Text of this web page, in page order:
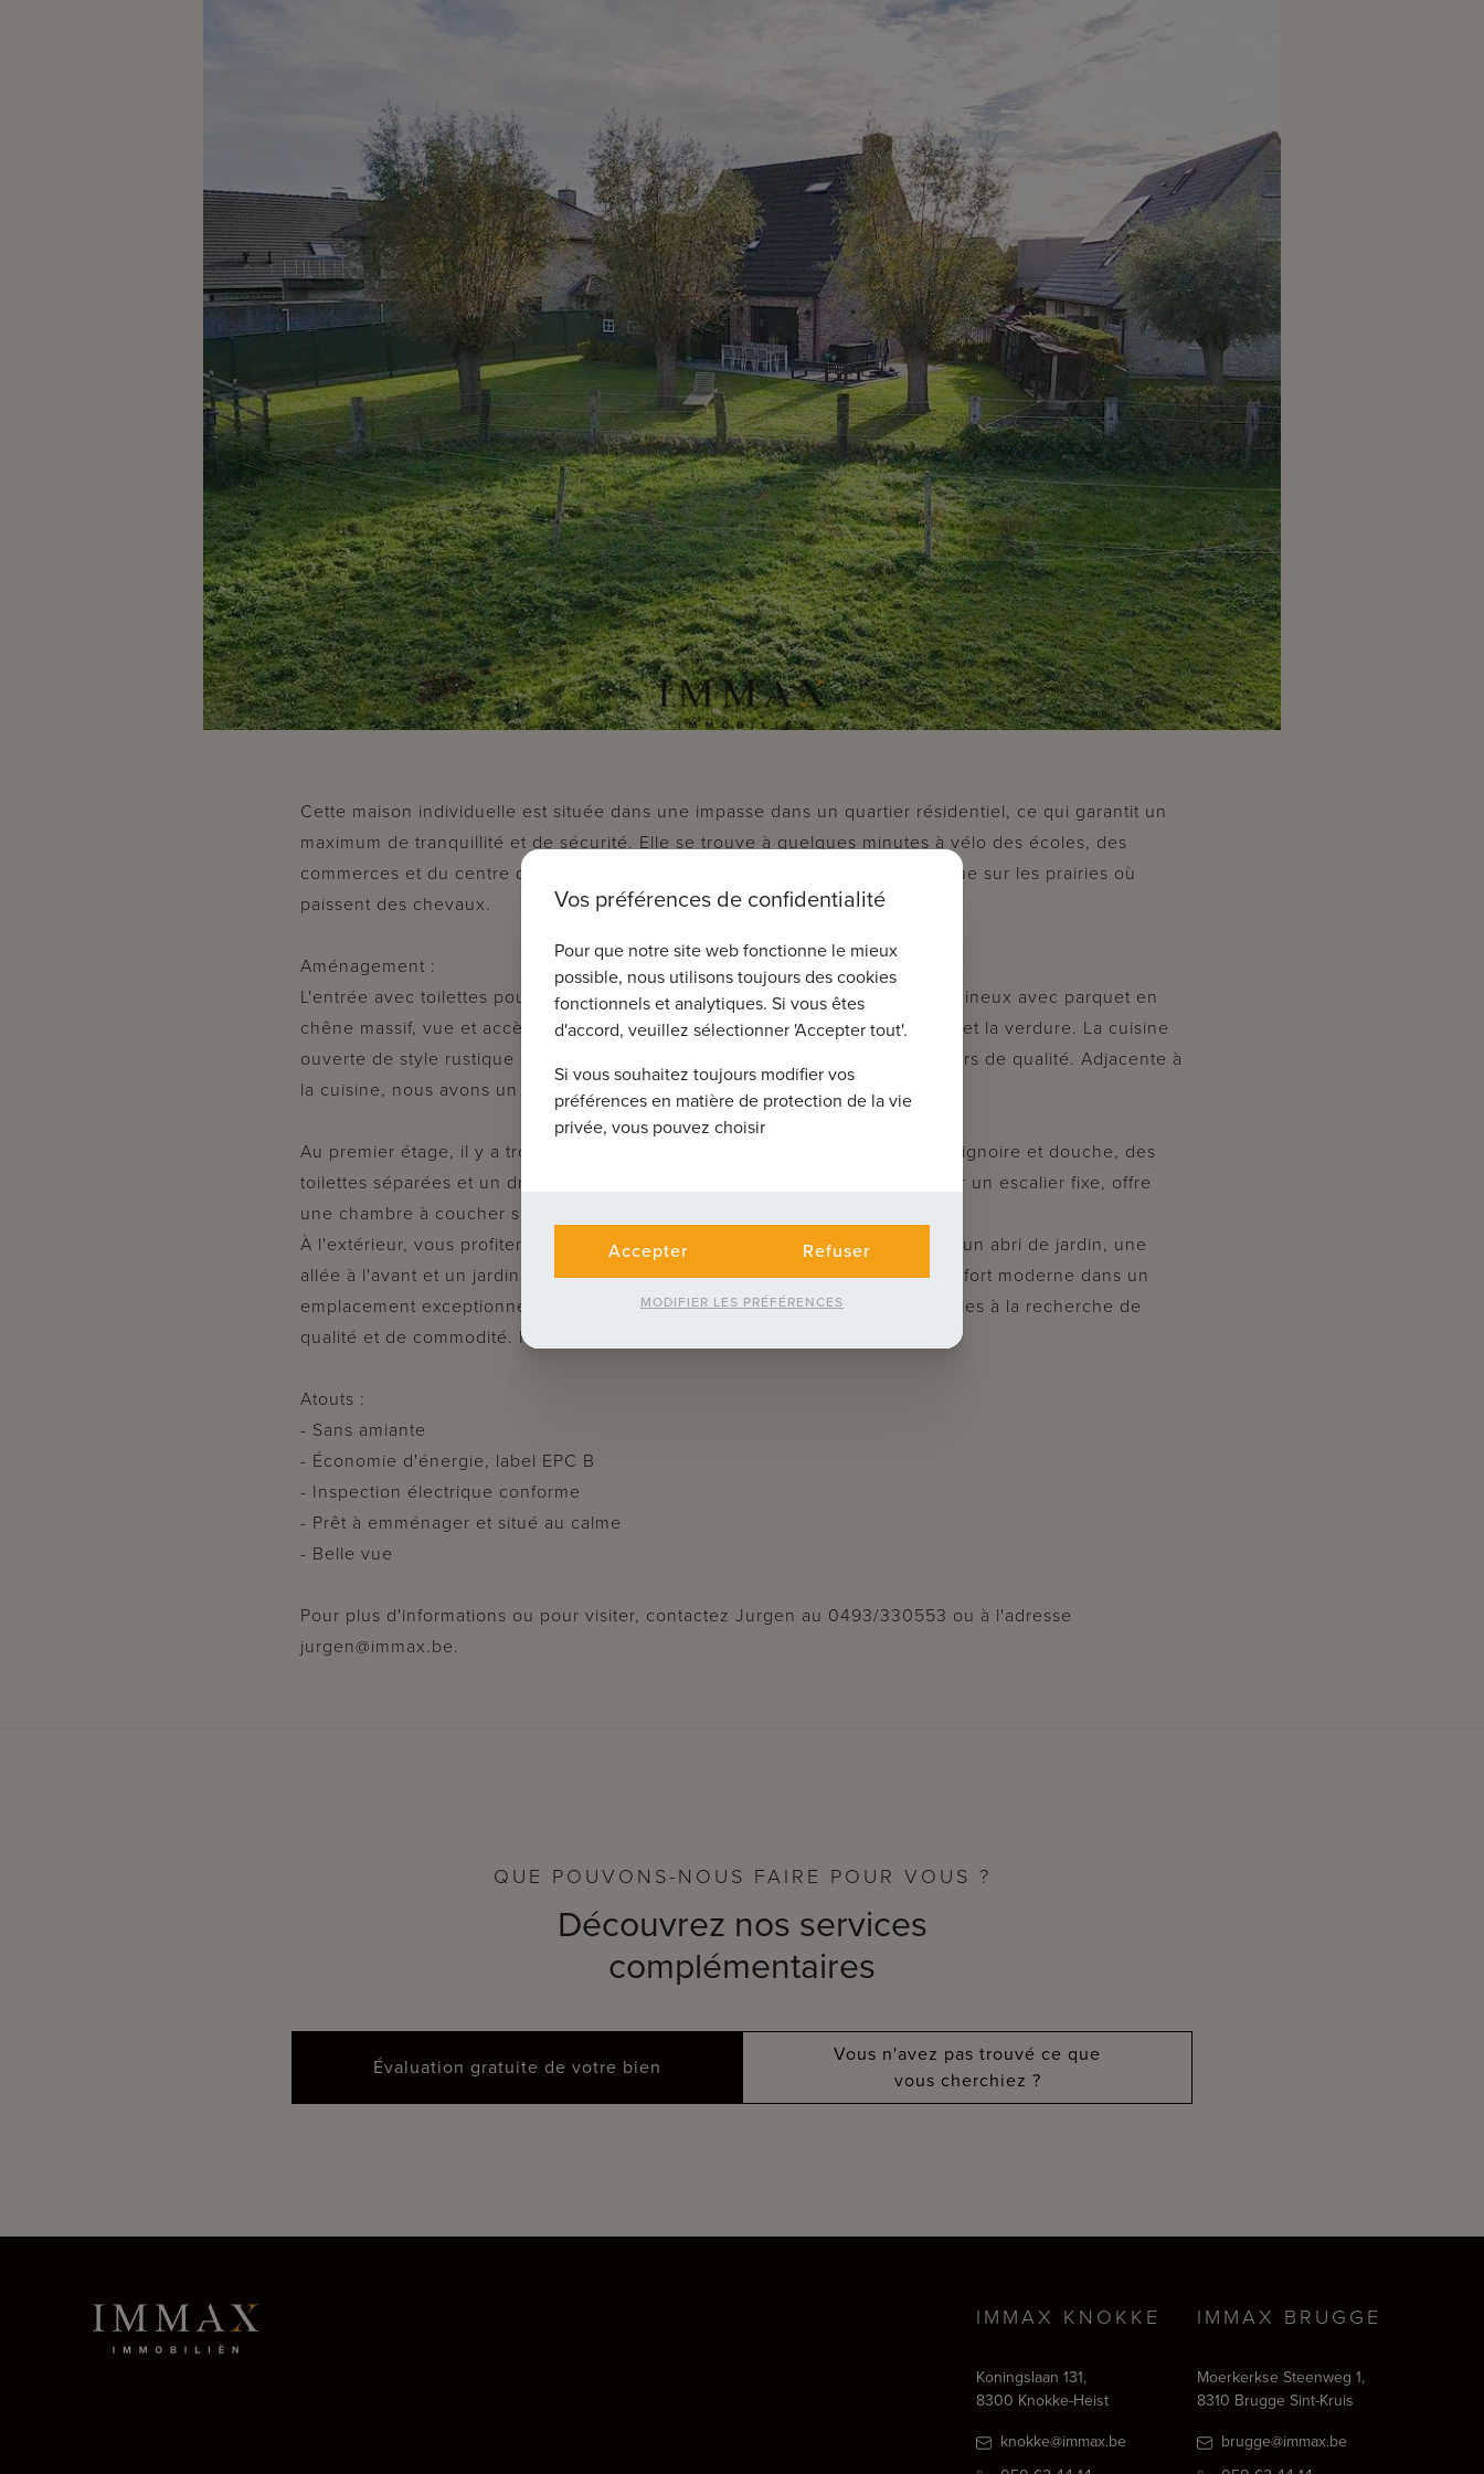
Cette maison individuelle est située dans une impasse dans un quartier résidentiel, ce qui garantit un
maximum de tranquillité et de sécurité. Elle se trouve à quelques minutes à vélo des écoles, des
commerces et du centre de Bruges. Le jardin avec terrasse offre une belle vue sur les prairies où
paissent des chevaux.
Aménagement :
L'entrée avec toilettes pour invités donne accès à un salon confortable et lumineux avec parquet en
chêne massif, vue et accès à la terrasse et au jardin avec vue sur les prairies et la verdure. La cuisine
ouverte de style rustique est entièrement équipée d'appareils électroménagers de qualité. Adjacente à
la cuisine, nous avons un débarras et un accès au garage.
Au premier étage, il y a trois chambres à coucher, une salle de bains avec baignoire et douche, des
toilettes séparées et un dressing pratique. Le deuxième étage, accessible par un escalier fixe, offre
une chambre à coucher supplémentaire spacieuse.
À l'extérieur, vous profiterez d'un jardin ensoleillé avec une grande terrasse, un abri de jardin, une
allée à l'avant et un jardin de devant. Cette maison allie calme, espace et confort moderne dans un
emplacement exceptionnel. C'est un foyer idéal pour les familles ou les couples à la recherche de
qualité et de commodité. Menuiserie rénovée en 2016.
Atouts :
- Sans amiante
- Économie d'énergie, label EPC B
- Inspection électrique conforme
- Prêt à emménager et situé au calme
- Belle vue
Pour plus d'informations ou pour visiter, contactez Jurgen au 0493/330553 ou à l'adresse
jurgen@immax.be.
QUE POUVONS-NOUS FAIRE POUR VOUS ?
Découvrez nos services
complémentaires
Évaluation gratuite de votre bien
Vous n'avez pas trouvé ce que
vous cherchiez ?
IMMAX KNOKKE
Koningslaan 131,
8300 Knokke-Heist
knokke@immax.be
IMMAX BRUGGE
Moerkerkse Steenweg 1,
8310 Brugge Sint-Kruis
brugge@immax.be
Vos préférences de confidentialité
Pour que notre site web fonctionne le mieux
possible, nous utilisons toujours des cookies
fonctionnels et analytiques. Si vous êtes
d'accord, veuillez sélectionner 'Accepter tout'.
Si vous souhaitez toujours modifier vos
préférences en matière de protection de la vie
privée, vous pouvez choisir
Accepter Refuser
MODIFIER LES PRÉFÉRENCES